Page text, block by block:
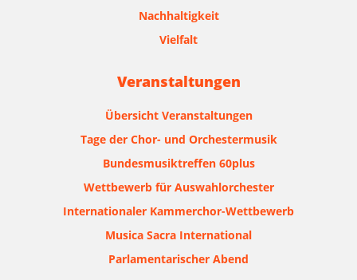
Nachhaltigkeit
Vielfalt
Veranstaltungen
Übersicht Veranstaltungen
Tage der Chor- und Orchestermusik
Bundesmusiktreffen 60plus
Wettbewerb für Auswahlorchester
Internationaler Kammerchor-Wettbewerb
Musica Sacra International
Parlamentarischer Abend